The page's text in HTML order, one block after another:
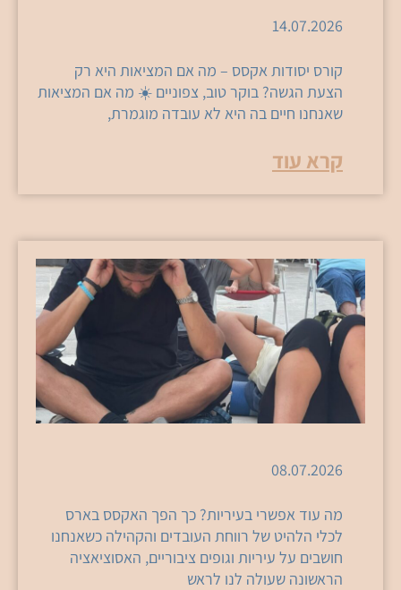
14.07.2026
קורס יסודות אקסס – מה אם המציאות היא רק
הצעת הגשה? בוקר טוב, צפוניים ☀️ מה אם המציאות
שאנחנו חיים בה היא לא עובדה מוגמרת,
קרא עוד
08.07.2026
מה עוד אפשרי בעיריות? כך הפך האקסס בארס
לכלי הלהיט של רווחת העובדים והקהילה כשאנחנו
חושבים על עיריות וגופים ציבוריים, האסוציאציה
הראשונה שעולה לנו לראש